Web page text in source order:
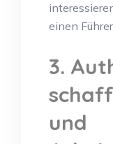
einen
3.
und